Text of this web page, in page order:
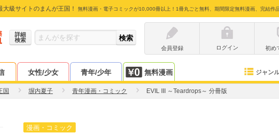
級サイトのまんが王国！ 無料漫画・電子コミックが10,000冊以上！1冊丸ごと無料、期間限定無料漫画、完結作
詳細
検索
会員登録
ログイン 初め
女性/少女 青年/少年 無料漫画 ジャン
国 塀内夏子 青年漫画・コミック EVIL III ～Teardrops～ 分冊版
漫画・コミック